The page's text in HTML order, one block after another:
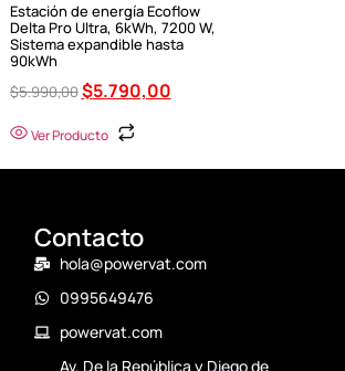
Estación de energía Ecoflow
Delta Pro Ultra, 6kWh, 7200 W,
Sistema expandible hasta
90kWh
$5.990,00$5.790,00
Ver Producto
Contacto
hola@powervat.com
0995649476
powervat.com
Av. De la República y Diego de